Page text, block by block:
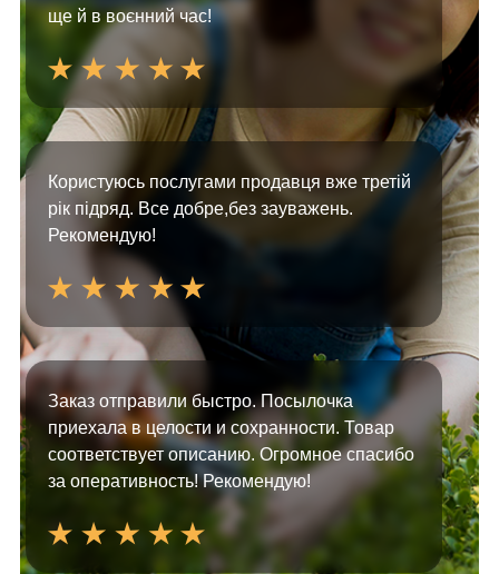
ще й в воєнний час!
Користуюсь послугами продавця вже третій
рік підряд. Все добре,без зауважень.
Рекомендую!
Заказ отправили быстро. Посылочка
приехала в целости и сохранности. Товар
соответствует описанию. Огромное спасибо
за оперативность! Рекомендую!